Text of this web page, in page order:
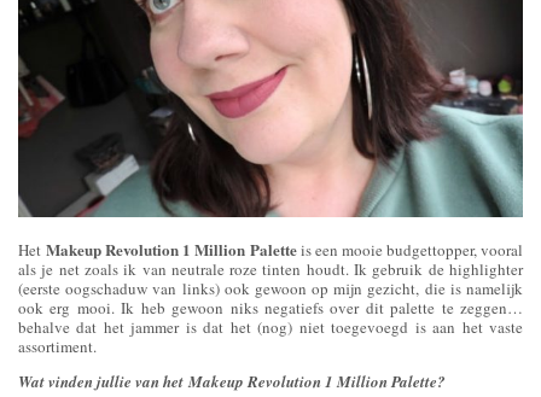
HetMakeup Revolution 1 Million Paletteis een mooie budgettopper, vooral
als je net zoals ik van neutrale roze tinten houdt. Ik gebruik de highlighter
(eerste oogschaduw van links) ook gewoon op mijn gezicht, die is namelijk
ook erg mooi. Ik heb gewoon niks negatiefs over dit palette te zeggen…
behalve dat het jammer is dat het (nog) niet toegevoegd is aan het vaste
assortiment.
Wat vinden jullie van het Makeup Revolution 1 Million Palette?